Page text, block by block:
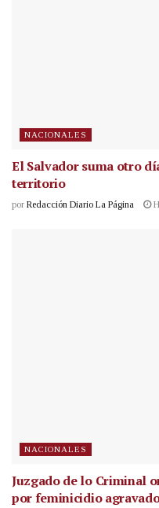
NACIONALES
El Salvador suma otro
territorio
por Redacción Diario La Página
NACIONALES
Juzgado de lo Criminal
por feminicidio